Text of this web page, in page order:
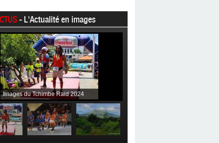
- L'Actualité en images
Images du Tchimbe Raid 2024